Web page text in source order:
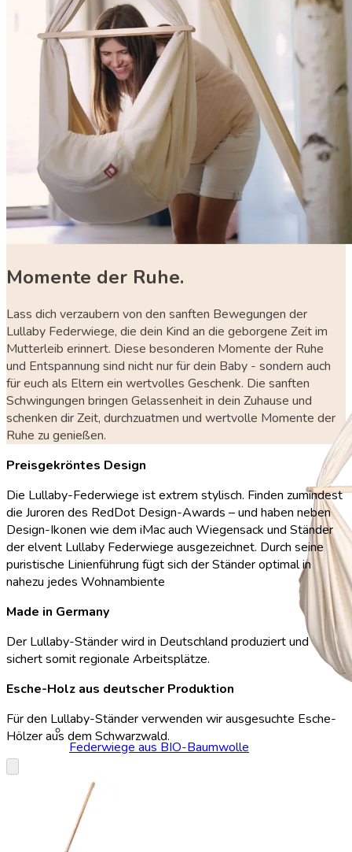
Federwiege aus Baumwolle mit Ständer
Federwiege aus BIO-Baumwolle
Momente der Ruhe.
Lass dich verzaubern von den sanften Bewegungen der
Lullaby Federwiege, die dein Kind an die geborgene Zeit im
Mutterleib erinnert. Diese besonderen Momente der Ruhe
und Entspannung sind nicht nur für dein Baby - sondern auch
für euch als Eltern ein wertvolles Geschenk. Die sanften
Schwingungen bringen Gelassenheit in dein Zuhause und
schenken dir Zeit, durchzuatmen und wertvolle Momente der
Ruhe zu genießen.
Preisgekröntes Design
Die Lullaby-Federwiege ist extrem stylisch. Finden zumindest
die Juroren des RedDot Design-Awards – und haben neben
Design-Ikonen wie dem iMac auch Wiegensack und Ständer
der elvent Lullaby Federwiege ausgezeichnet. Durch seine
puristische Linienführung fügt sich der Ständer optimal in
nahezu jedes Wohnambiente
Made in Germany
Der Lullaby-Ständer wird in Deutschland produziert und
sichert somit regionale Arbeitsplätze.
Esche-Holz aus deutscher Produktion
Für den Lullaby-Ständer verwenden wir ausgesuchte Esche-
Hölzer aus dem Schwarzwald.
keyboard_arrow_down